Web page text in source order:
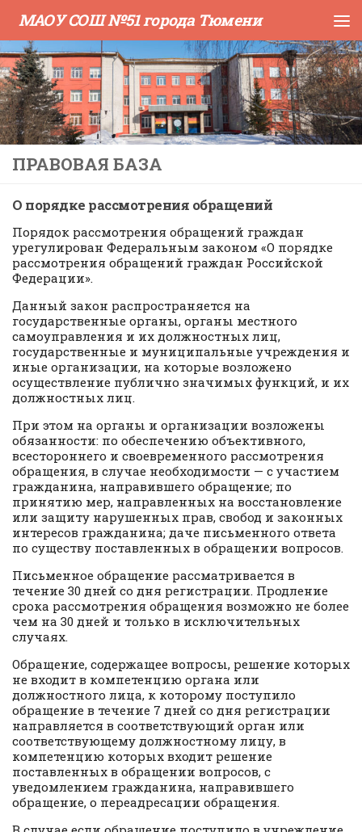
Skip to content
МАОУ СОШ №51 города Тюмени
ПРАВОВАЯ БАЗА
О порядке рассмотрения обращений
Порядок рассмотрения обращений граждан
урегулирован Федеральным законом «О порядке
рассмотрения обращений граждан Российской
Федерации».
Данный закон распространяется на
государственные органы, органы местного
самоуправления и их должностных лиц,
государственные и муниципальные учреждения и
иные организации, на которые возложено
осуществление публично значимых функций, и их
должностных лиц.
При этом на органы и организации возложены
обязанности: по обеспечению объективного,
всестороннего и своевременного рассмотрения
обращения, в случае необходимости — с участием
гражданина, направившего обращение; по
принятию мер, направленных на восстановление
или защиту нарушенных прав, свобод и законных
интересов гражданина; даче письменного ответа
по существу поставленных в обращении вопросов.
Письменное обращение рассматривается в
течение 30 дней со дня регистрации. Продление
срока рассмотрения обращения возможно не более
чем на 30 дней и только в исключительных
случаях.
Обращение, содержащее вопросы, решение которых
не входит в компетенцию органа или
должностного лица, к которому поступило
обращение в течение 7 дней со дня регистрации
направляется в соответствующий орган или
соответствующему должностному лицу, в
компетенцию которых входит решение
поставленных в обращении вопросов, с
уведомлением гражданина, направившего
обращение, о переадресации обращения.